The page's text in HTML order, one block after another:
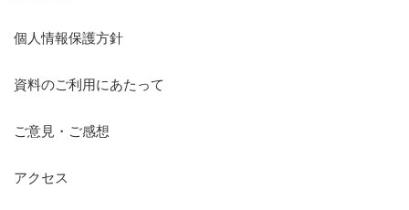
個人情報保護方針
資料のご利用にあたって
ご意見・ご感想
アクセス